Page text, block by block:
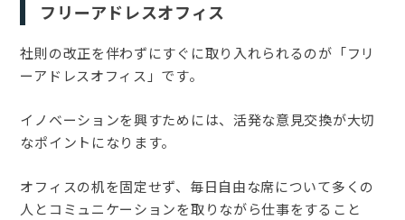
フリーアドレスオフィス
社則の改正を伴わずにすぐに取り入れられるのが「フリ
ーアドレスオフィス」です。
イノベーションを興すためには、活発な意見交換が大切
なポイントになります。
オフィスの机を固定せず、毎日自由な席について多くの
人とコミュニケーションを取りながら仕事をすること